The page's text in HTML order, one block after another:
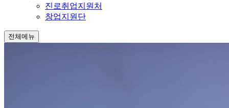
진로취업지원처
창업지원단
전체메뉴